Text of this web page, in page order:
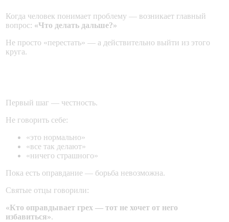
Когда человек понимает проблему — возникает главный
вопрос: «Что делать дальше?»
Не просто «перестать» — а действительно выйти из этого
круга.
Первый шаг — честность.
Не говорить себе:
«это нормально»
«все так делают»
«ничего страшного»
Пока есть оправдание — борьба невозможна.
Святые отцы говорили:
«Кто оправдывает грех — тот не хочет от него
избавиться».